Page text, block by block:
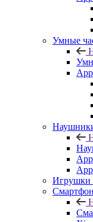
Умные
Игрушки